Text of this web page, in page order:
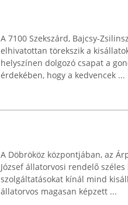
A 7100 Szekszárd, Bajcsy-
elhivatottan törekszik a
helyszínen dolgozó csapat a
érdekében, hogy a kedvencek ...
A Döbrököz központjában, az
József állatorvosi rendelő
szolgáltatásokat kínál mind
állatorvos magasan képzett ...